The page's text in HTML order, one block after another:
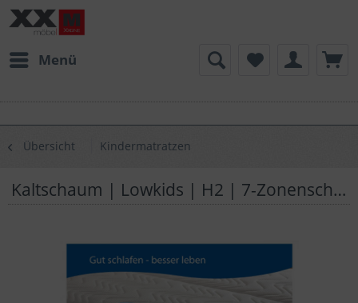
Menü
Übersicht Kindermatratzen
Kaltschaum | Lowkids | H2 | 7-Zonenschnitt | T80